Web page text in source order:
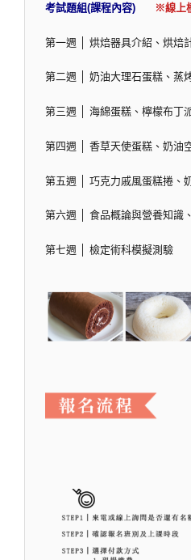
考試題組(課程內容) ※線上
第一週 │ 烘焙器具介紹、烘焙
第二週 │ 奶油大理石蛋糕、蒸
第三週 │ 海綿蛋糕、檸檬布丁
第四週 │ 香草天使蛋糕、奶油
第五週 │ 巧克力戚風蛋糕捲、
第六週 │ 食品概論與營養知識
第七週 │ 檢定術科模擬測驗